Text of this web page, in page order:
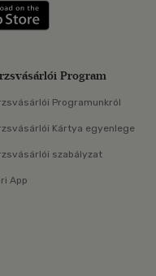
Szerezd meg: Google
Program
Programunkról
Kártya egyenlege
szabályzat
App